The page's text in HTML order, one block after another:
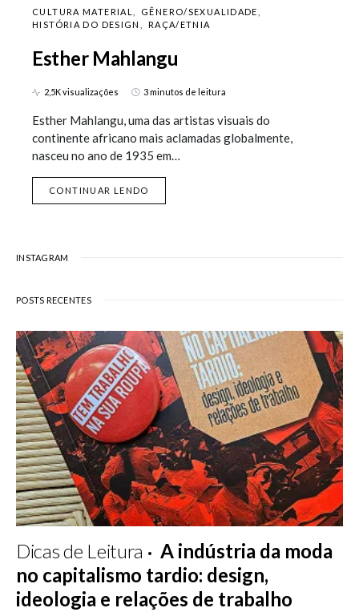
CULTURA MATERIAL
GÊNERO/SEXUALIDADE
HISTÓRIA DO DESIGN
RAÇA/ETNIA
Esther Mahlangu
2,5K visualizações 3 minutos de leitura
Esther Mahlangu, uma das artistas visuais do
continente africano mais aclamadas globalmente,
nasceu no ano de 1935 em…
CONTINUAR LENDO
INSTAGRAM
POSTS RECENTES
Dicas de Leitura
A indústria da moda
no capitalismo tardio: design,
ideologia e relações de trabalho